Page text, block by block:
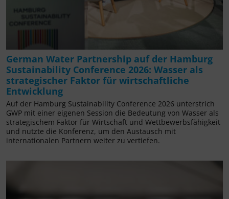
German Water Partnership auf der Hamburg
Sustainability Conference 2026: Wasser als
strategischer Faktor für wirtschaftliche
Entwicklung
Auf der Hamburg Sustainability Conference 2026 unterstrich
GWP mit einer eigenen Session die Bedeutung von Wasser als
strategischem Faktor für Wirtschaft und Wettbewerbsfähigkeit
und nutzte die Konferenz, um den Austausch mit
internationalen Partnern weiter zu vertiefen.